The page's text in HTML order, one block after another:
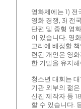
영화제에는 1) 전
영화 경쟁, 3) 전
단편 및 중형 영
이 있습니다. 영
고리에 배정할
련된 개인은 영
한 기밀을 유지해
청소년 대회는
기관 외부의 젊
신진 제작자 등
할 수 있습니다.